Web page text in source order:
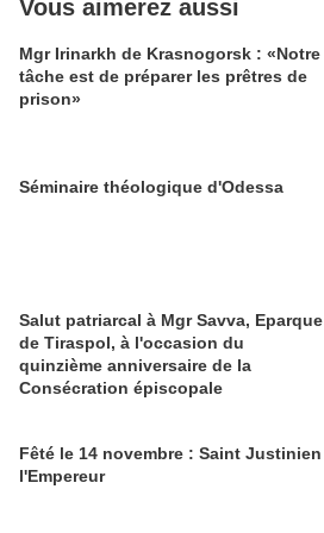
Vous aimerez aussi
Mgr Irinarkh de Krasnogorsk : «Notre
tâche est de préparer les prêtres de
prison»
Séminaire théologique d'Odessa
Salut patriarcal à Mgr Savva, Eparque
de Tiraspol, à l'occasion du
quinzième anniversaire de la
Consécration épiscopale
Fêté le 14 novembre : Saint Justinien
l'Empereur